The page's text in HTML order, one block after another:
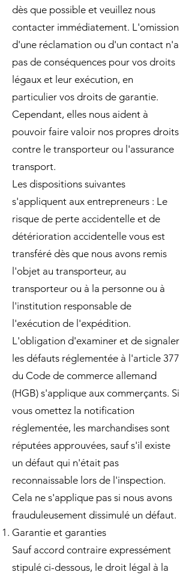
dès que possible et veuillez nous
contacter immédiatement. L'omission
d'une réclamation ou d'un contact n'a
pas de conséquences pour vos droits
légaux et leur exécution, en
particulier vos droits de garantie.
Cependant, elles nous aident à
pouvoir faire valoir nos propres droits
contre le transporteur ou l'assurance
transport.
Les dispositions suivantes
s'appliquent aux entrepreneurs : Le
risque de perte accidentelle et de
détérioration accidentelle vous est
transféré dès que nous avons remis
l'objet au transporteur, au
transporteur ou à la personne ou à
l'institution responsable de
l'exécution de l'expédition.
L'obligation d'examiner et de signaler
les défauts réglementée à l'article 377
du Code de commerce allemand
(HGB) s'applique aux commerçants. Si
vous omettez la notification
réglementée, les marchandises sont
réputées approuvées, sauf s'il existe
un défaut qui n'était pas
reconnaissable lors de l'inspection.
Cela ne s'applique pas si nous avons
frauduleusement dissimulé un défaut.
Garantie et garanties
Sauf accord contraire expressément
stipulé ci-dessous, le droit légal à la